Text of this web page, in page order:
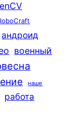
андроид
военный
наше
работа